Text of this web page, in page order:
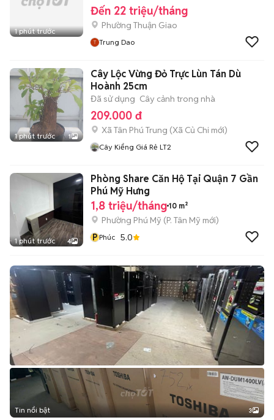
1 phút trước
Đến 22 triệu/tháng
Phường Thuận Giao
Trung Dao
1 phút trước 1
Cây Lộc Vừng Đỏ Trực Lùn Tán Dù
Hoành 25cm
Đã sử dụng Cây cảnh trong nhà
209.000 đ
Xã Tân Phú Trung (Xã Củ Chi mới)
Cây Kiểng Giá Rẻ LT2
1 phút trước 4
Phòng Share Căn Hộ Tại Quận 7 Gần
Phú Mỹ Hưng
1,8 triệu/tháng 10 m²
Phường Phú Mỹ (P. Tân Mỹ mới)
P Phúc 5.0
Tin nổi bật 3